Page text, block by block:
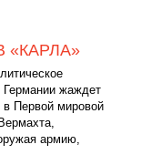
«КАРЛА»
Германии жаждет
Первой мировой
армию,